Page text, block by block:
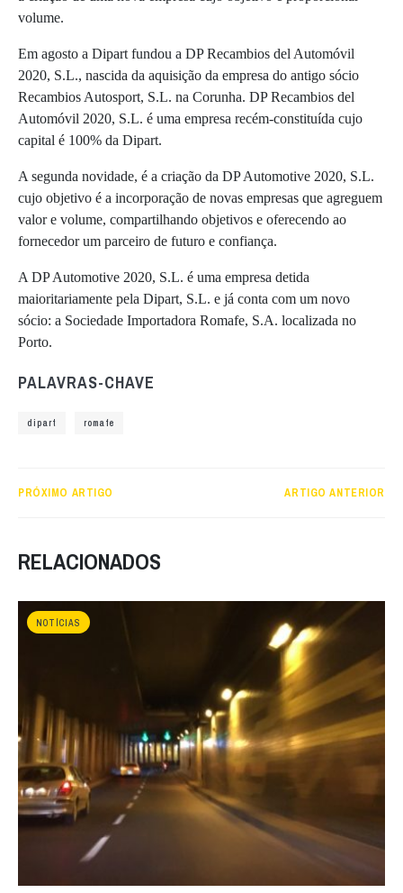
volume.
Em agosto a Dipart fundou a DP Recambios del Automóvil
2020, S.L., nascida da aquisição da empresa do antigo sócio
Recambios Autosport, S.L. na Corunha. DP Recambios del
Automóvil 2020, S.L. é uma empresa recém-constituída cujo
capital é 100% da Dipart.
A segunda novidade, é a criação da DP Automotive 2020, S.L.
cujo objetivo é a incorporação de novas empresas que agreguem
valor e volume, compartilhando objetivos e oferecendo ao
fornecedor um parceiro de futuro e confiança.
A DP Automotive 2020, S.L. é uma empresa detida
maioritariamente pela Dipart, S.L. e já conta com um novo
sócio: a Sociedade Importadora Romafe, S.A. localizada no
Porto.
PALAVRAS-CHAVE
dipart romafe
PRÓXIMO ARTIGO ARTIGO ANTERIOR
RELACIONADOS
NOTÍCIAS